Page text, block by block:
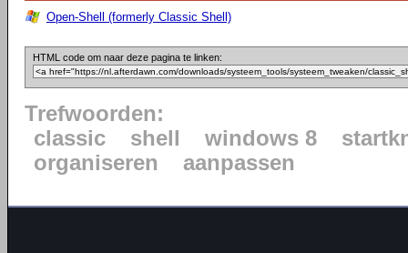
Open-Shell (formerly Classic Shell)
HTML code om naar deze pagina te linken:
Trefwoorden:
classic
shell windows 8
organiseren
aanpassen